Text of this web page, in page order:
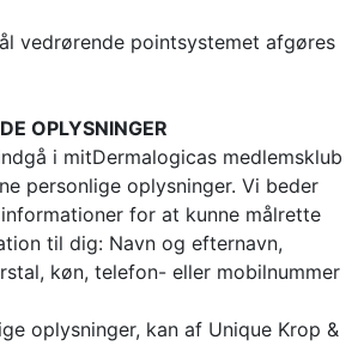
vedrørende pointsystemet afgøres
OPLYSNINGER
i mitDermalogicas medlemsklub
personlige oplysninger. Vi beder
for at kunne målrette
til dig: Navn og efternavn,
køn, telefon- eller mobilnummer
oplysninger, kan af Unique Krop &